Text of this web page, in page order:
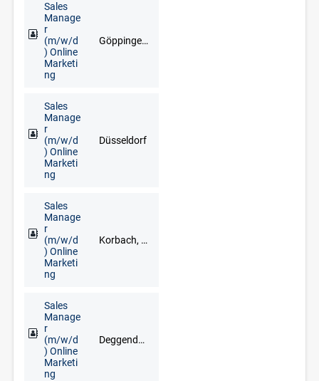
Sales
Manage
r
(m/w/d
) Online
Marketi
ng
Göppingen, Heilbronn, Rottweil, Schwäbisch Hall, Stuttgart, Ulm, Villingen-Schwenningen
Sales
Manage
r
(m/w/d
) Online
Marketi
ng
Düsseldorf
Sales
Manage
r
(m/w/d
) Online
Marketi
ng
Korbach, Brilon, Frankenberg, Fritzlar, Fuldabrück, Kassel, Kirchhain, Marburg, Meschede, Schwalmstadt, Siegen
Sales
Manage
r
(m/w/d
) Online
Marketi
ng
Deggendorf, Freyung, Grafenau, Regen, Straubing, Waldkirchen, Zwiesel